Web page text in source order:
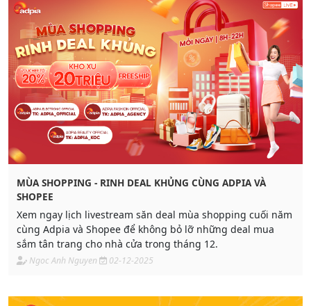
MÙA SHOPPING - RINH DEAL KHỦNG CÙNG ADPIA VÀ
SHOPEE
Xem ngay lịch livestream săn deal mùa shopping cuối năm
cùng Adpia và Shopee để không bỏ lỡ những deal mua
sắm tân trang cho nhà cửa trong tháng 12.
Ngoc Anh Nguyen 02-12-2025